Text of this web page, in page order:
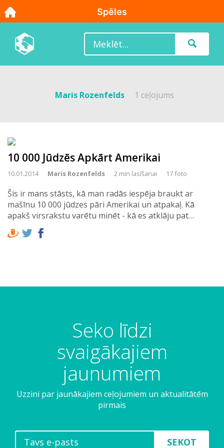
Maris Rozenfelds 1 ceļojums
10 000 Jūdzēs Apkārt Amerikai
10.01.2014 Maris Rozenfelds 2 min lasīšanai 17 foto
Šis ir mans stāsts, kā man radās iespēja braukt ar
mašīnu 10 000 jūdzes pāri Amerikai un atpakaļ. Kā
apakš virsrakstu varētu minēt - kā es atklāju pat…
Seko līdzi
svaigākajiem
jaunumiem
Uzzini par jaunākajiem ceļojumiem un aktualitātēm
pirmais
SEKOT